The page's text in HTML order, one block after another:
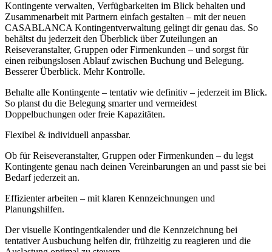
Kontingente verwalten, Verfügbarkeiten im Blick behalten und
Zusammenarbeit mit Partnern einfach gestalten – mit der neuen
CASABLANCA Kontingentverwaltung gelingt dir genau das. So
behältst du jederzeit den Überblick über Zuteilungen an
Reiseveranstalter, Gruppen oder Firmenkunden – und sorgst für
einen reibungslosen Ablauf zwischen Buchung und Belegung.
Besserer Überblick. Mehr Kontrolle.
Behalte alle Kontingente – tentativ wie definitiv – jederzeit im Blick.
So planst du die Belegung smarter und vermeidest
Doppelbuchungen oder freie Kapazitäten.
Flexibel & individuell anpassbar.
Ob für Reiseveranstalter, Gruppen oder Firmenkunden – du legst
Kontingente genau nach deinen Vereinbarungen an und passt sie bei
Bedarf jederzeit an.
Effizienter arbeiten – mit klaren Kennzeichnungen und
Planungshilfen.
Der visuelle Kontingentkalender und die Kennzeichnung bei
tentativer Ausbuchung helfen dir, frühzeitig zu reagieren und die